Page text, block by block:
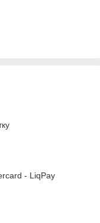
- LiqPay